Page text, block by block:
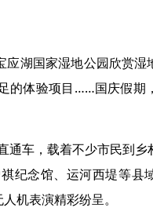
湖国家湿地公园欣赏湿
的体验项目……国庆假期
通车，载着不少市民到
纪念馆、运河西堤等县
机表演精彩纷呈。